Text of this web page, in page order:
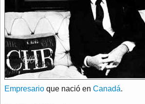
Empresario que nació en Canadá.